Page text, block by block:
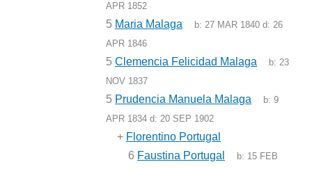
APR 1852
5 Maria Malaga b:27 MAR 1840 d:26
APR 1846
5 Clemencia Felicidad Malaga b:23
NOV 1837
5 Prudencia Manuela Malaga b:9
APR 1834 d: 20 SEP 1902
+ Florentino Portugal
6 Faustina Portugal b: 15 FEB